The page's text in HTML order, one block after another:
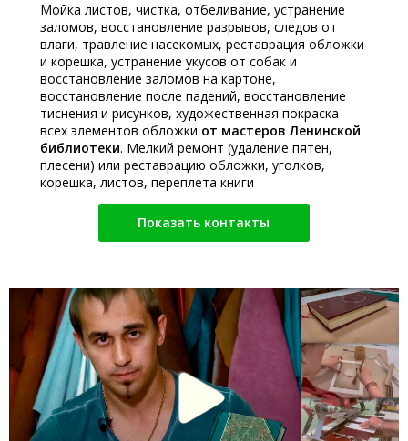
Мойка листов, чистка, отбеливание, устранение
заломов, восстановление разрывов, следов от
влаги, травление насекомых, реставрация обложки
и корешка, устранение укусов от собак и
восстановление заломов на картоне,
восстановление после падений, восстановление
тиснения и рисунков, художественная покраска
всех элементов обложки от мастеров Ленинской
библиотеки. Мелкий ремонт (удаление пятен,
плесени) или реставрацию обложки, уголков,
корешка, листов, переплета книги
Показать контакты